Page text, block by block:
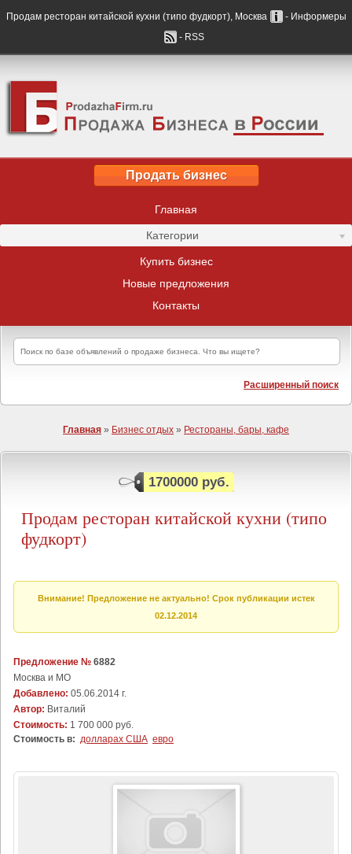
Продам ресторан китайской кухни (типо фудкорт), Москва
- Информеры
- RSS
Продать бизнес
Главная
Категории
Купить бизнес
Новые предложения
Контакты
Расширенный поиск
Главная » Бизнес отдых » Рестораны, бары, кафе
1700000 руб.
Продам ресторан китайской кухни (типо
фудкорт)
Внимание! Предложение не актуально! Срок публикации истек
02.12.2014
Предложение № 6882
Москва и МО
Добавлено: 05.06.2014 г.
Автор: Виталий
Стоимость: 1 700 000 руб.
Стоимость в: долларах США евро